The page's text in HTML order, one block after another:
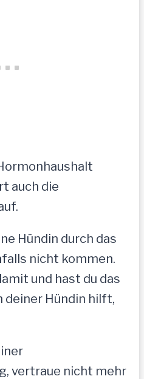
auch die
Hündin durch das
nicht kommen.
und hast du das
deiner Hündin hilft,
vertraue nicht mehr